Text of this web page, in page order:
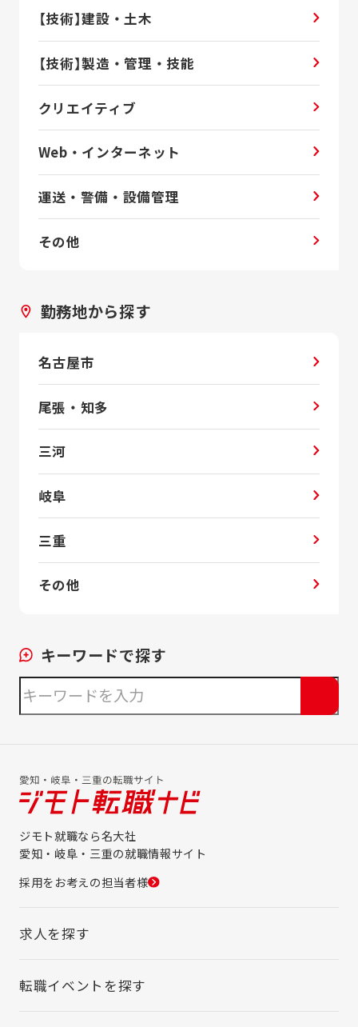
【技術】建設・土木
【技術】製造・管理・技能
クリエイティブ
Web・インターネット
運送・警備・設備管理
その他
勤務地から探す
名古屋市
尾張・知多
三河
岐阜
三重
その他
キーワードで探す
ジモト就職なら名大社
愛知・岐阜・三重の就職情報サイト
採用をお考えの担当者様
求人を探す
転職イベントを探す